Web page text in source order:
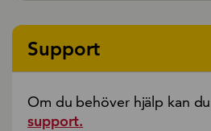
Support
Om du behöver hjälp kan
support.